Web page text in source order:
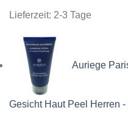
Lieferzeit: 2-3 Tage
Auriege
Gesicht Haut Peel Herren -